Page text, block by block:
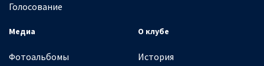
Голосование
Медиа
Фотоальбомы
О клубе
История